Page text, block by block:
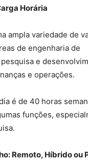
Horária
ampla variedade de
de engenharia de
e
e operações.
é de 40 horas
funções,
Remoto, Híbrido ou